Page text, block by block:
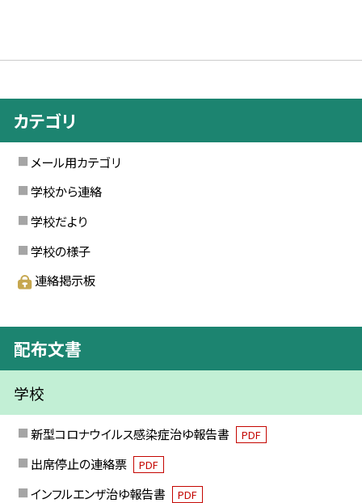
カテゴリ
メール用カテゴリ
学校から連絡
学校だより
学校の様子
連絡掲示板
配布文書
学校
新型コロナウイルス感染症治ゆ報告書 PDF
出席停止の連絡票 PDF
インフルエンザ治ゆ報告書 PDF